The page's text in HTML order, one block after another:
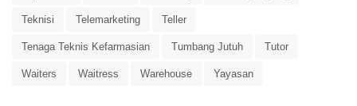
Teknisi Telemarketing Teller
Tenaga Teknis Kefarmasian Tumbang Jutuh Tutor
Waiters Waitress Warehouse Yayasan